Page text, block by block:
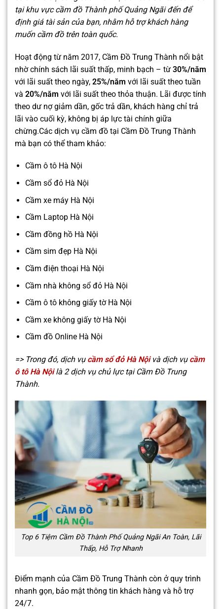
tại khu vực cầm đồ Thành phố Quảng Ngãi đến để
định giá tài sản của bạn, nhằm hỗ trợ khách hàng
muốn cầm đồ trên toàn quốc.
Hoạt động từ năm 2017, Cầm Đồ Trung Thành nổi bật
nhờ chính sách lãi suất thấp, minh bạch – từ 30%/năm
với lãi suất theo ngày, 25%/năm với lãi suất theo tuần
và 20%/năm với lãi suất theo thỏa thuận. Lãi được tính
theo dư nợ giảm dần, gốc trả dần, khách hàng chỉ trả
lãi vào cuối kỳ, không bị áp lực tài chính giữa
chừng.Các dịch vụ cầm đồ tại Cầm Đồ Trung Thành
mà bạn có thể tham khảo:
Cầm ô tô Hà Nội
Cầm sổ đỏ Hà Nội
Cầm xe máy Hà Nội
Cầm Laptop Hà Nội
Cầm đồng hồ Hà Nội
Cầm sim đẹp Hà Nội
Cầm điện thoại Hà Nội
Cầm nhà không sổ đỏ Hà Nội
Cầm ô tô không giấy tờ Hà Nội
Cầm xe không giấy tờ Hà Nội
Cầm đồ Online Hà Nội
=> Trong đó, dịch vụ cầm sổ đỏ Hà Nộivà dịch vụ cầm
ô tô Hà Nộilà 2 dịch vụ chủ lực tại Cầm Đồ Trung
Thành.
Top 6 Tiệm Cầm Đồ Thành Phố Quảng Ngãi An Toàn, Lãi
Thấp, Hỗ Trợ Nhanh
Điểm mạnh của Cầm Đồ Trung Thành còn ở quy trình
nhanh gọn, bảo mật thông tin khách hàng và hỗ trợ
24/7.